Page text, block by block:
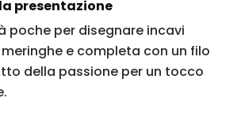
presentazione
poche per disegnare incavi
e completa con un filo
della passione per un tocco